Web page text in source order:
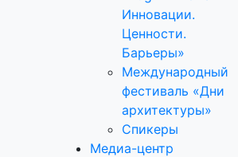
Инновации.
Ценности.
Барьеры»
Международный
фестиваль «Дни
архитектуры»
Спикеры
Медиа-центр